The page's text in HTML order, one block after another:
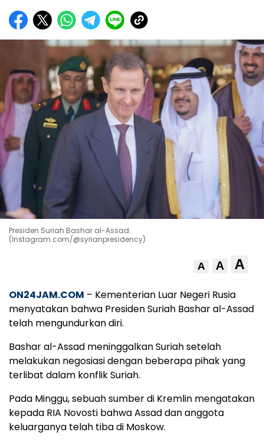
Presiden Suriah Bashar al-Assad.
(Instagram.com/@syrianpresidency)
A A A
ON24JAM.COM – Kementerian Luar Negeri Rusia
menyatakan bahwa Presiden Suriah Bashar al-Assad
telah mengundurkan diri.
Bashar al-Assad meninggalkan Suriah setelah
melakukan negosiasi dengan beberapa pihak yang
terlibat dalam konflik Suriah.
Pada Minggu, sebuah sumber di Kremlin mengatakan
kepada RIA Novosti bahwa Assad dan anggota
keluarganya telah tiba di Moskow.